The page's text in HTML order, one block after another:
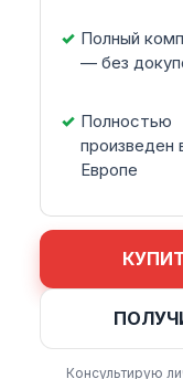
Полный
— без
Полностью
произведен
Европе
Консультирую